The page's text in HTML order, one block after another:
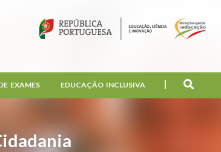
EXAMES EDUCAÇÃO INCLUSIVA